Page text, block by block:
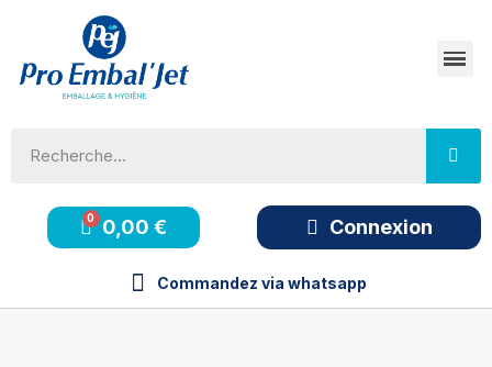
0,00 € Connexion
Commandez via whatsapp